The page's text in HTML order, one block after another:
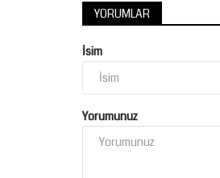
YORUMLAR
İsim
Yorumunuz